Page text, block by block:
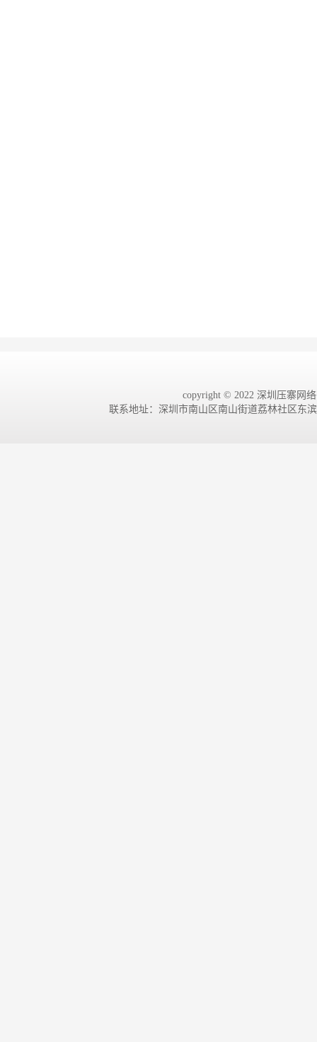
copyright © 2022 深圳压寨网
联系地址：深圳市南山区南山街道荔林社区东